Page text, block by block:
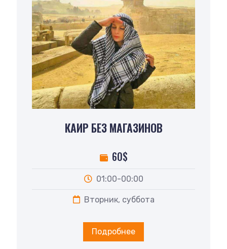
КАИР БЕЗ МАГАЗИНОВ
60$
01:00-00:00
Вторник, суббота
Подробнее